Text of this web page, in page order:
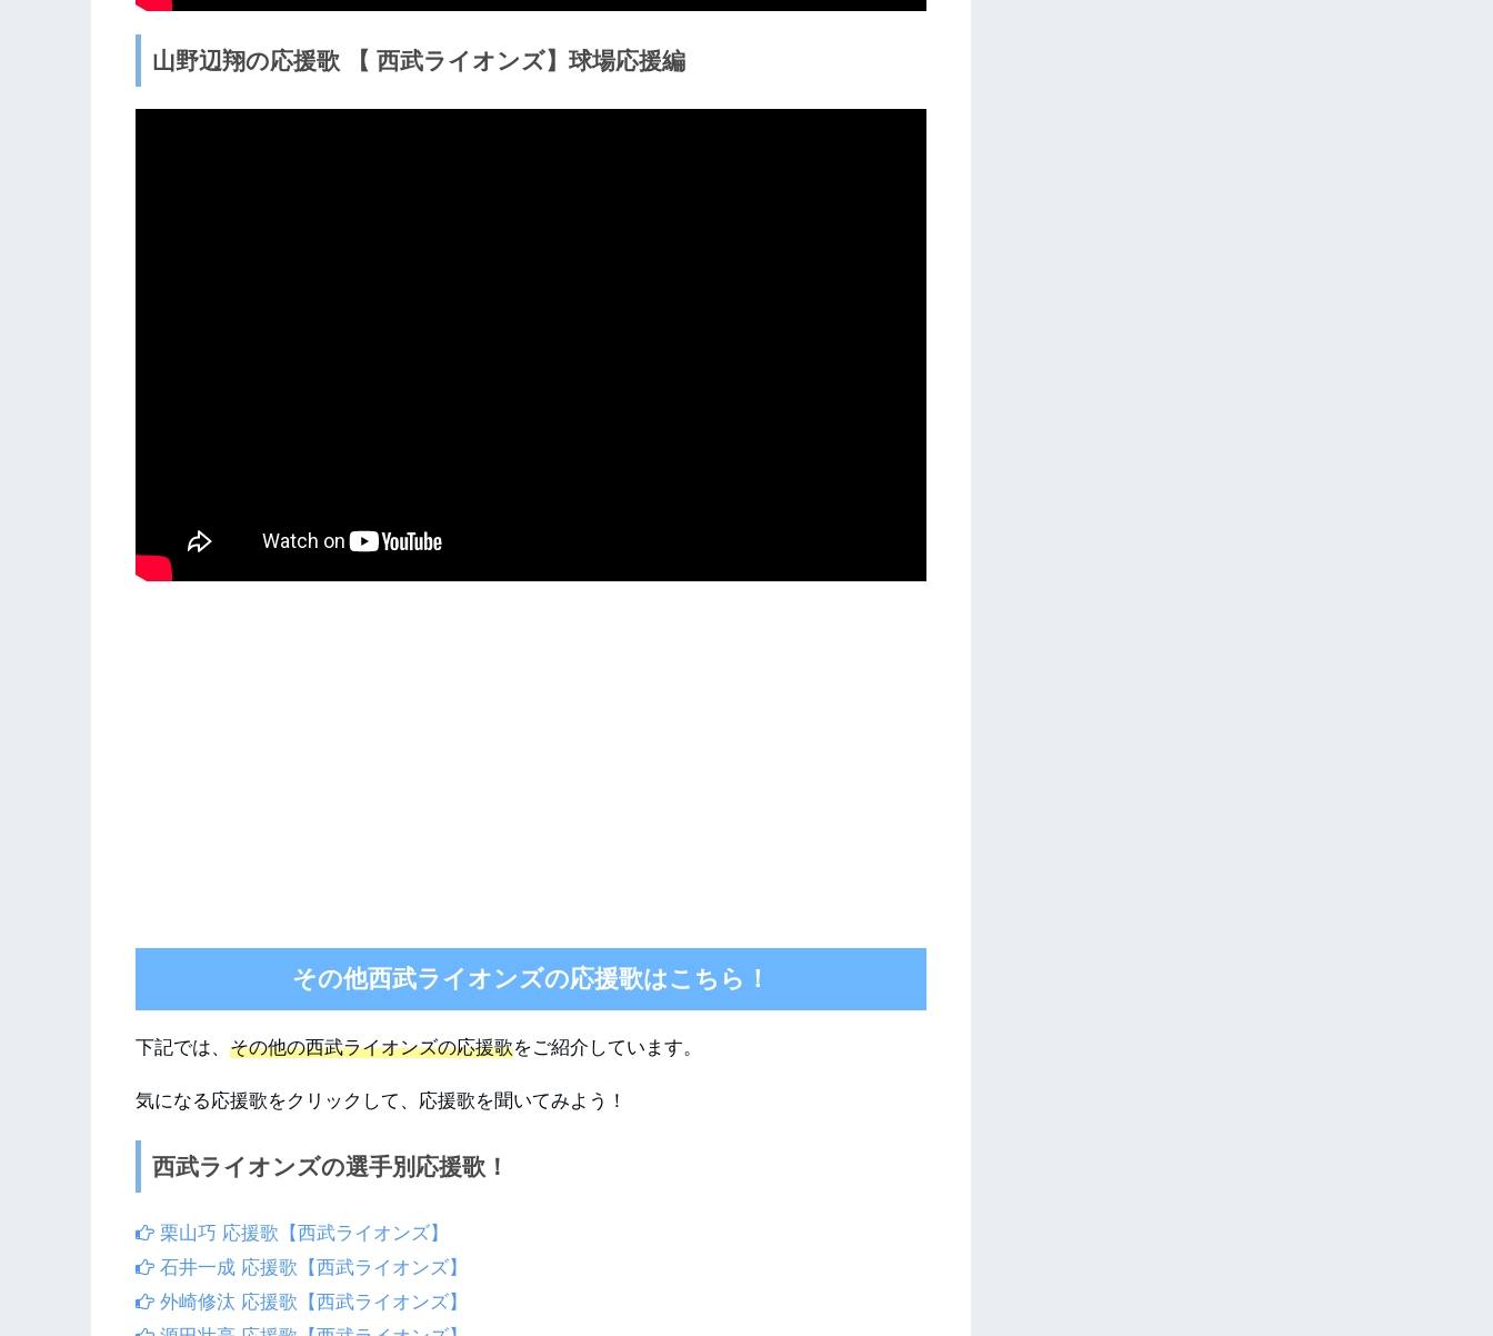
山野辺翔の応援歌 【 西武ライオンズ】球場応援編
その他西武ライオンズの応援歌はこちら！
下記では、 その他の西武ライオンズの応援歌をご紹介しています。
気になる応援歌をクリックして、応援歌を聞いてみよう！
西武ライオンズの選手別応援歌！
栗山巧 応援歌【西武ライオンズ】
石井一成 応援歌【西武ライオンズ】
外崎修汰 応援歌【西武ライオンズ】